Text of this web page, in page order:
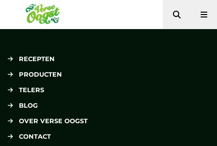
Verse Oogst
Zoeken
RECEPTEN
PRODUCTEN
TELERS
BLOG
OVER VERSE OOGST
CONTACT